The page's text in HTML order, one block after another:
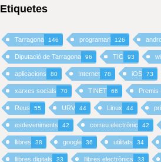
Etiquetes
Tarragona 146 programari 126
Diputació de Tarragona 96 TIC 93
aplicacions 80 Internet 78 iOS 73
xarxes socials 70 TINET 66 Premis
Reus 55 URV 44 Linux 44
esdeveniments 42 correu electrònic 42
llibres 38 google 36 utilitats 34
llibres digitals 33 llibres electrònics 33